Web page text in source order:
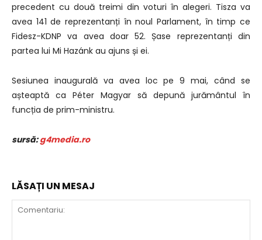
precedent cu două treimi din voturi în alegeri. Tisza va
avea 141 de reprezentanți în noul Parlament, în timp ce
Fidesz-KDNP va avea doar 52. Șase reprezentanți din
partea lui Mi Hazánk au ajuns și ei.
Sesiunea inaugurală va avea loc pe 9 mai, când se
așteaptă ca Péter Magyar să depună jurământul în
funcția de prim-ministru.
sursă:g4media.ro
LĂSAȚI UN MESAJ